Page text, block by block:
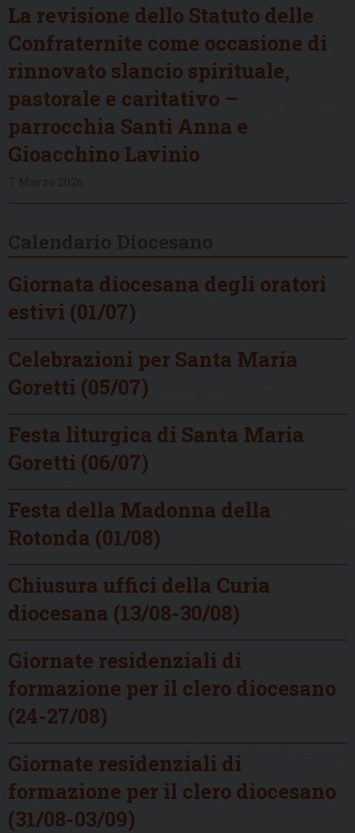
La revisione dello Statuto delle
Confraternite come occasione di
rinnovato slancio spirituale,
pastorale e caritativo –
parrocchia Santi Anna e
Gioacchino Lavinio
Giornata diocesana degli oratori
estivi (01/07)
Celebrazioni per Santa Maria
Goretti (05/07)
Festa liturgica di Santa Maria
Goretti (06/07)
Festa della Madonna della
Rotonda (01/08)
Chiusura uffici della Curia
diocesana (13/08-30/08)
Giornate residenziali di
formazione per il clero diocesano
(24-27/08)
Giornate residenziali di
formazione per il clero diocesano
(31/08-03/09)